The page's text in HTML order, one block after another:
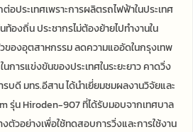
ประเทศเพราะการผลิตรถไฟฟ้าในประเทศ
ท้องถิ่น ประชากรไม่ต้องย้ายไปทำงานใน
ของอุตสาหกรรม ลดความแออัดในกรุงเทพ
การแข่งขันของประเทศในระยะยาว คาดวิ่ง
บดี มทร.อีสาน ได้นำเยี่ยมชมผลงานวิจัยและ
รุ่น Hiroden-907 ที่ได้รับมอบจากเทศบาล
ตัวอย่างเพื่อใช้ทดสอบการวิ่งและการใช้งาน